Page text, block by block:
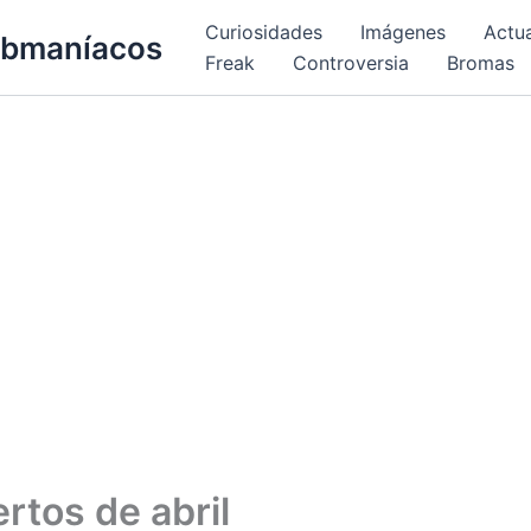
Curiosidades Imágenes
Freak
Controversia Bromas
de abril